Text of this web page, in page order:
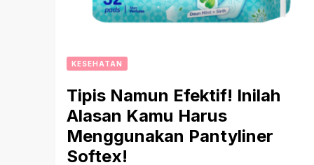
KESEHATAN
Tipis Namun Efektif! Inilah
Alasan Kamu Harus
Menggunakan Pantyliner
Softex!